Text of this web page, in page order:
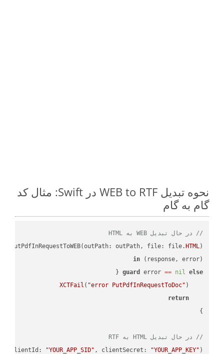
نحوه تبدیل WEB to RTF در Swift: مثال کد
گام به گام
// در حال تبدیل WEB به HTML
.putPdfInRequestToWEB(outPath: outPath, file: file. HTML
(response, error)
in
guard
error == nil else
XCTFail ( "error PutPdfInRequestToDoc"
return
// در حال تبدیل HTML به RTF
(clientId: "YOUR_APP_SID" , clientSecret: "YOUR_APP_KEY" );